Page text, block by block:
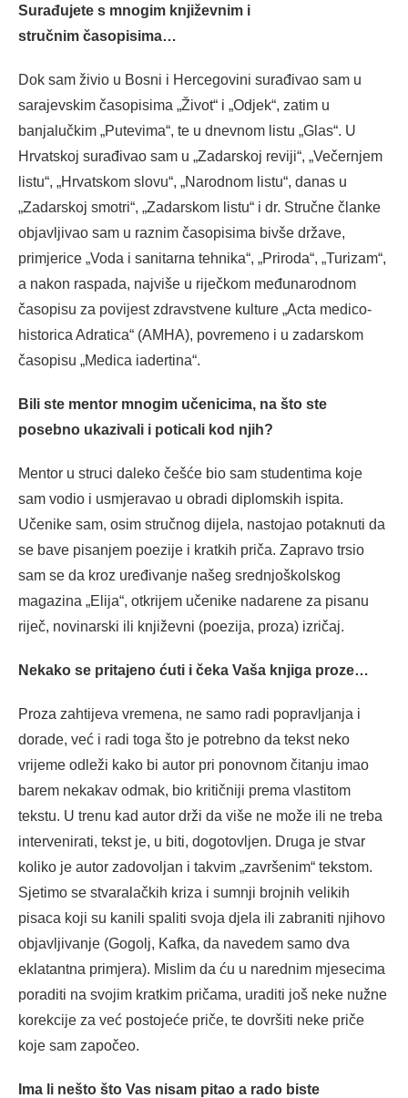
Surađujete s mnogim književnim i
stručnim časopisima…
Dok sam živio u Bosni i Hercegovini surađivao sam u
sarajevskim časopisima „Život“ i „Odjek“, zatim u
banjalučkim „Putevima“, te u dnevnom listu „Glas“. U
Hrvatskoj surađivao sam u „Zadarskoj reviji“, „Večernjem
listu“, „Hrvatskom slovu“, „Narodnom listu“, danas u
„Zadarskoj smotri“, „Zadarskom listu“ i dr. Stručne članke
objavljivao sam u raznim časopisima bivše države,
primjerice „Voda i sanitarna tehnika“, „Priroda“, „Turizam“,
a nakon raspada, najviše u riječkom međunarodnom
časopisu za povijest zdravstvene kulture „Acta medico-
historica Adratica“ (AMHA), povremeno i u zadarskom
časopisu „Medica iadertina“.
Bili ste mentor mnogim učenicima, na što ste
posebno ukazivali i poticali kod njih?
Mentor u struci daleko češće bio sam studentima koje
sam vodio i usmjeravao u obradi diplomskih ispita.
Učenike sam, osim stručnog dijela, nastojao potaknuti da
se bave pisanjem poezije i kratkih priča. Zapravo trsio
sam se da kroz uređivanje našeg srednjoškolskog
magazina „Elija“, otkrijem učenike nadarene za pisanu
riječ, novinarski ili književni (poezija, proza) izričaj.
Nekako se pritajeno ćuti i čeka Vaša knjiga proze…
Proza zahtijeva vremena, ne samo radi popravljanja i
dorade, već i radi toga što je potrebno da tekst neko
vrijeme odleži kako bi autor pri ponovnom čitanju imao
barem nekakav odmak, bio kritičniji prema vlastitom
tekstu. U trenu kad autor drži da više ne može ili ne treba
intervenirati, tekst je, u biti, dogotovljen. Druga je stvar
koliko je autor zadovoljan i takvim „završenim“ tekstom.
Sjetimo se stvaralačkih kriza i sumnji brojnih velikih
pisaca koji su kanili spaliti svoja djela ili zabraniti njihovo
objavljivanje (Gogolj, Kafka, da navedem samo dva
eklatantna primjera). Mislim da ću u narednim mjesecima
poraditi na svojim kratkim pričama, uraditi još neke nužne
korekcije za već postojeće priče, te dovršiti neke priče
koje sam započeo.
Ima li nešto što Vas nisam pitao a rado biste